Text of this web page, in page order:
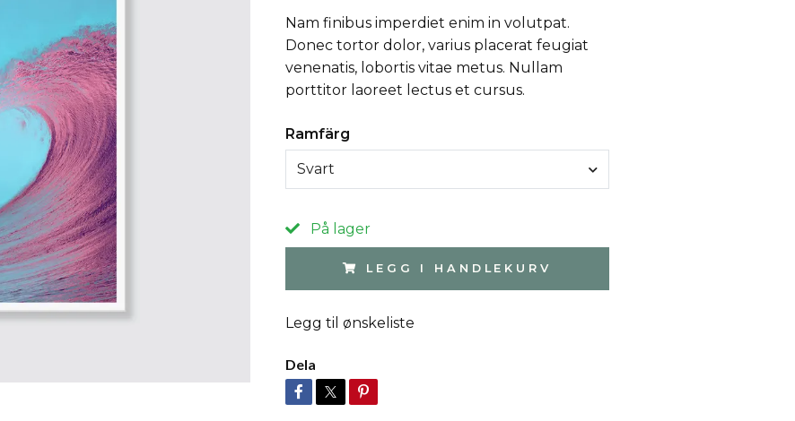
Nam finibus imperdiet enim in volutpat.
Donec tortor dolor, varius placerat feugiat
venenatis, lobortis vitae metus. Nullam
porttitor laoreet lectus et cursus.
Ramfärg
Svart
På lager
LEGG I HANDLEKURV
Legg til ønskeliste
Dela